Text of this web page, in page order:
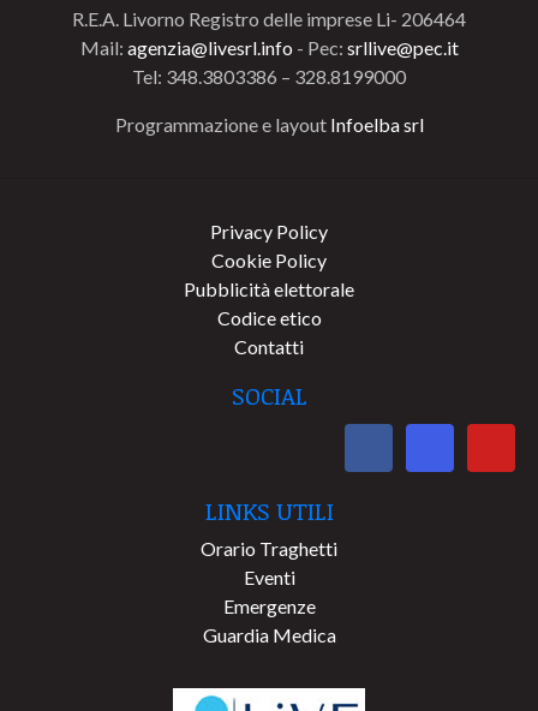
R.E.A. Livorno Registro delle imprese Li- 206464
Mail: agenzia@livesrl.info - Pec: srllive@pec.it
Tel: 348.3803386 – 328.8199000
Programmazione e layout Infoelba srl
Privacy Policy
Cookie Policy
Pubblicità elettorale
Codice etico
Contatti
SOCIAL
LINKS UTILI
Orario Traghetti
Eventi
Emergenze
Guardia Medica